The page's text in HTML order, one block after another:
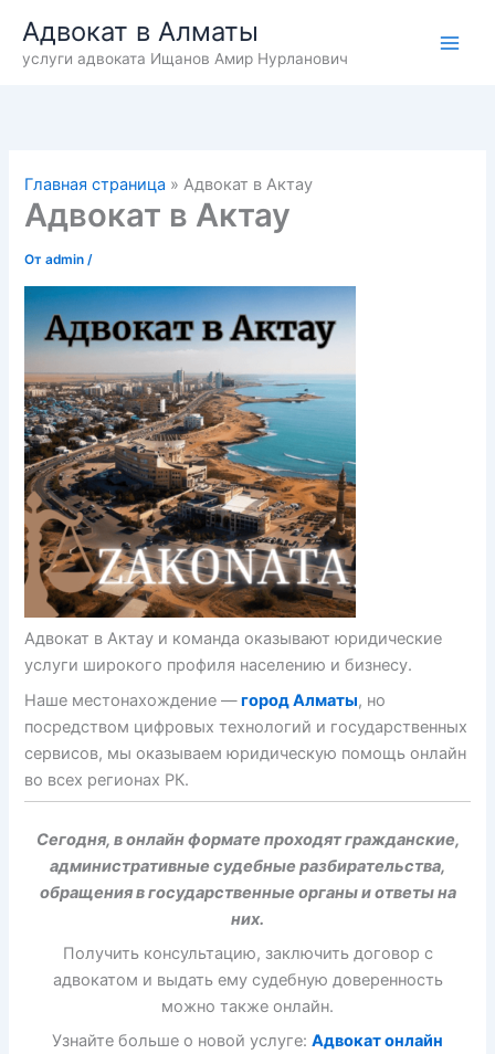
содержимому
Адвокат в Алматы
услуги адвоката Ищанов Амир Нурланович
Главная страница »Адвокат в Актау
Адвокат в Актау
Отadmin/
Адвокат в Актау и команда оказывают юридические
услуги широкого профиля населению и бизнесу.
Наше местонахождение —город Алматы, но
посредством цифровых технологий и государственных
сервисов, мы оказываем юридическую помощь онлайн
во всех регионах РК.
Сегодня, в онлайн формате проходят гражданские,
административные судебные разбирательства,
обращения в государственные органы и ответы на
них.
Получить консультацию, заключить договор с
адвокатом и выдать ему судебную доверенность
можно также онлайн.
Узнайте больше о новой услуге: Адвокат онлайн